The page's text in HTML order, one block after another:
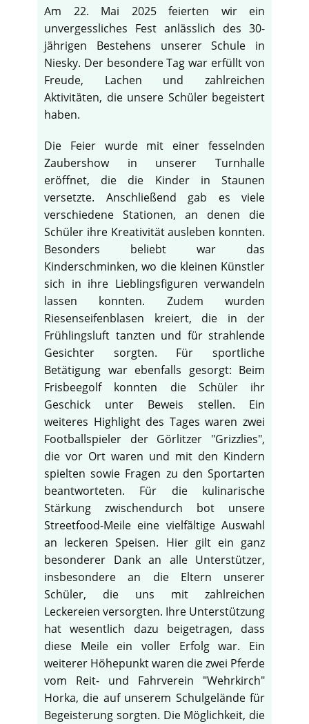
Am 22. Mai 2025 feierten wir ein
unvergessliches Fest anlässlich des 30-
jährigen Bestehens unserer Schule in
Niesky. Der besondere Tag war erfüllt von
Freude, Lachen und zahlreichen
Aktivitäten, die unsere Schüler begeistert
haben.
Die Feier wurde mit einer fesselnden
Zaubershow in unserer Turnhalle
eröffnet, die die Kinder in Staunen
versetzte. Anschließend gab es viele
verschiedene Stationen, an denen die
Schüler ihre Kreativität ausleben konnten.
Besonders beliebt war das
Kinderschminken, wo die kleinen Künstler
sich in ihre Lieblingsfiguren verwandeln
lassen konnten. Zudem wurden
Riesenseifenblasen kreiert, die in der
Frühlingsluft tanzten und für strahlende
Gesichter sorgten. Für sportliche
Betätigung war ebenfalls gesorgt: Beim
Frisbeegolf konnten die Schüler ihr
Geschick unter Beweis stellen. Ein
weiteres Highlight des Tages waren zwei
Footballspieler der Görlitzer "Grizzlies",
die vor Ort waren und mit den Kindern
spielten sowie Fragen zu den Sportarten
beantworteten. Für die kulinarische
Stärkung zwischendurch bot unsere
Streetfood-Meile eine vielfältige Auswahl
an leckeren Speisen. Hier gilt ein ganz
besonderer Dank an alle Unterstützer,
insbesondere an die Eltern unserer
Schüler, die uns mit zahlreichen
Leckereien versorgten. Ihre Unterstützung
hat wesentlich dazu beigetragen, dass
diese Meile ein voller Erfolg war. Ein
weiterer Höhepunkt waren die zwei Pferde
vom Reit- und Fahrverein "Wehrkirch"
Horka, die auf unserem Schulgelände für
Begeisterung sorgten. Die Möglichkeit, die